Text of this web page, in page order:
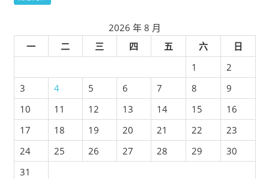
2026 年 8 月
一
二 三 四 五 六
日
1
2
3
4 5 6 7 8
9
10
11 12 13 14 15
16
17
18 19 20 21 22
23
24
25 26 27 28 29
30
31